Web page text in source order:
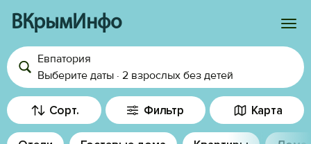
ВКрымИнфо
Войти
Избранное
История просмотра
Евпатория
Выберите даты · 2 взрослых без детей
Сорт. Фильтр Карта